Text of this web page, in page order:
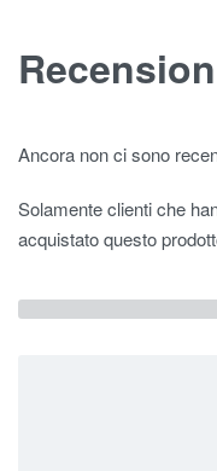
Ancora non ci sono
Solamente clienti che
acquistato questo